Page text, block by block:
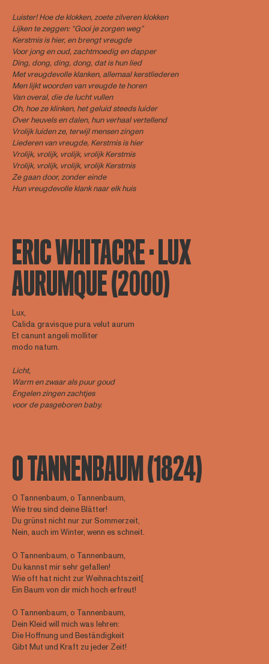
Luister! Hoe de klokken, zoete zilveren klokken
Lijken te zeggen: “Gooi je zorgen weg”
Kerstmis is hier, en brengt vreugde
Voor jong en oud, zachtmoedig en dapper
Ding, dong, ding, dong, dat is hun lied
Met vreugdevolle klanken, allemaal kerstliederen
Men lijkt woorden van vreugde te horen
Van overal, die de lucht vullen
Oh, hoe ze klinken, het geluid steeds luider
Over heuvels en dalen, hun verhaal vertellend
Vrolijk luiden ze, terwijl mensen zingen
Liederen van vreugde, Kerstmis is hier
Vrolijk, vrolijk, vrolijk, vrolijk Kerstmis
Vrolijk, vrolijk, vrolijk, vrolijk Kerstmis
Ze gaan door, zonder einde
Hun vreugdevolle klank naar elk huis
ERIC WHITACRE · LUX
AURUMQUE (2000)
Lux,
Calida gravisque pura velut aurum
Et canunt angeli molliter
modo natum.
Licht,
Warm en zwaar als puur goud
Engelen zingen zachtjes
voor de pasgeboren baby.
O TANNENBAUM (1824)
O Tannenbaum, o Tannenbaum,
Wie treu sind deine Blätter!
Du grünst nicht nur zur Sommerzeit,
Nein, auch im Winter, wenn es schneit.
O Tannenbaum, o Tannenbaum,
Du kannst mir sehr gefallen!
Wie oft hat nicht zur Weihnachtszeit[
Ein Baum von dir mich hoch erfreut!
O Tannenbaum, o Tannenbaum,
Dein Kleid will mich was lehren:
Die Hoffnung und Beständigkeit
Gibt Mut und Kraft zu jeder Zeit!